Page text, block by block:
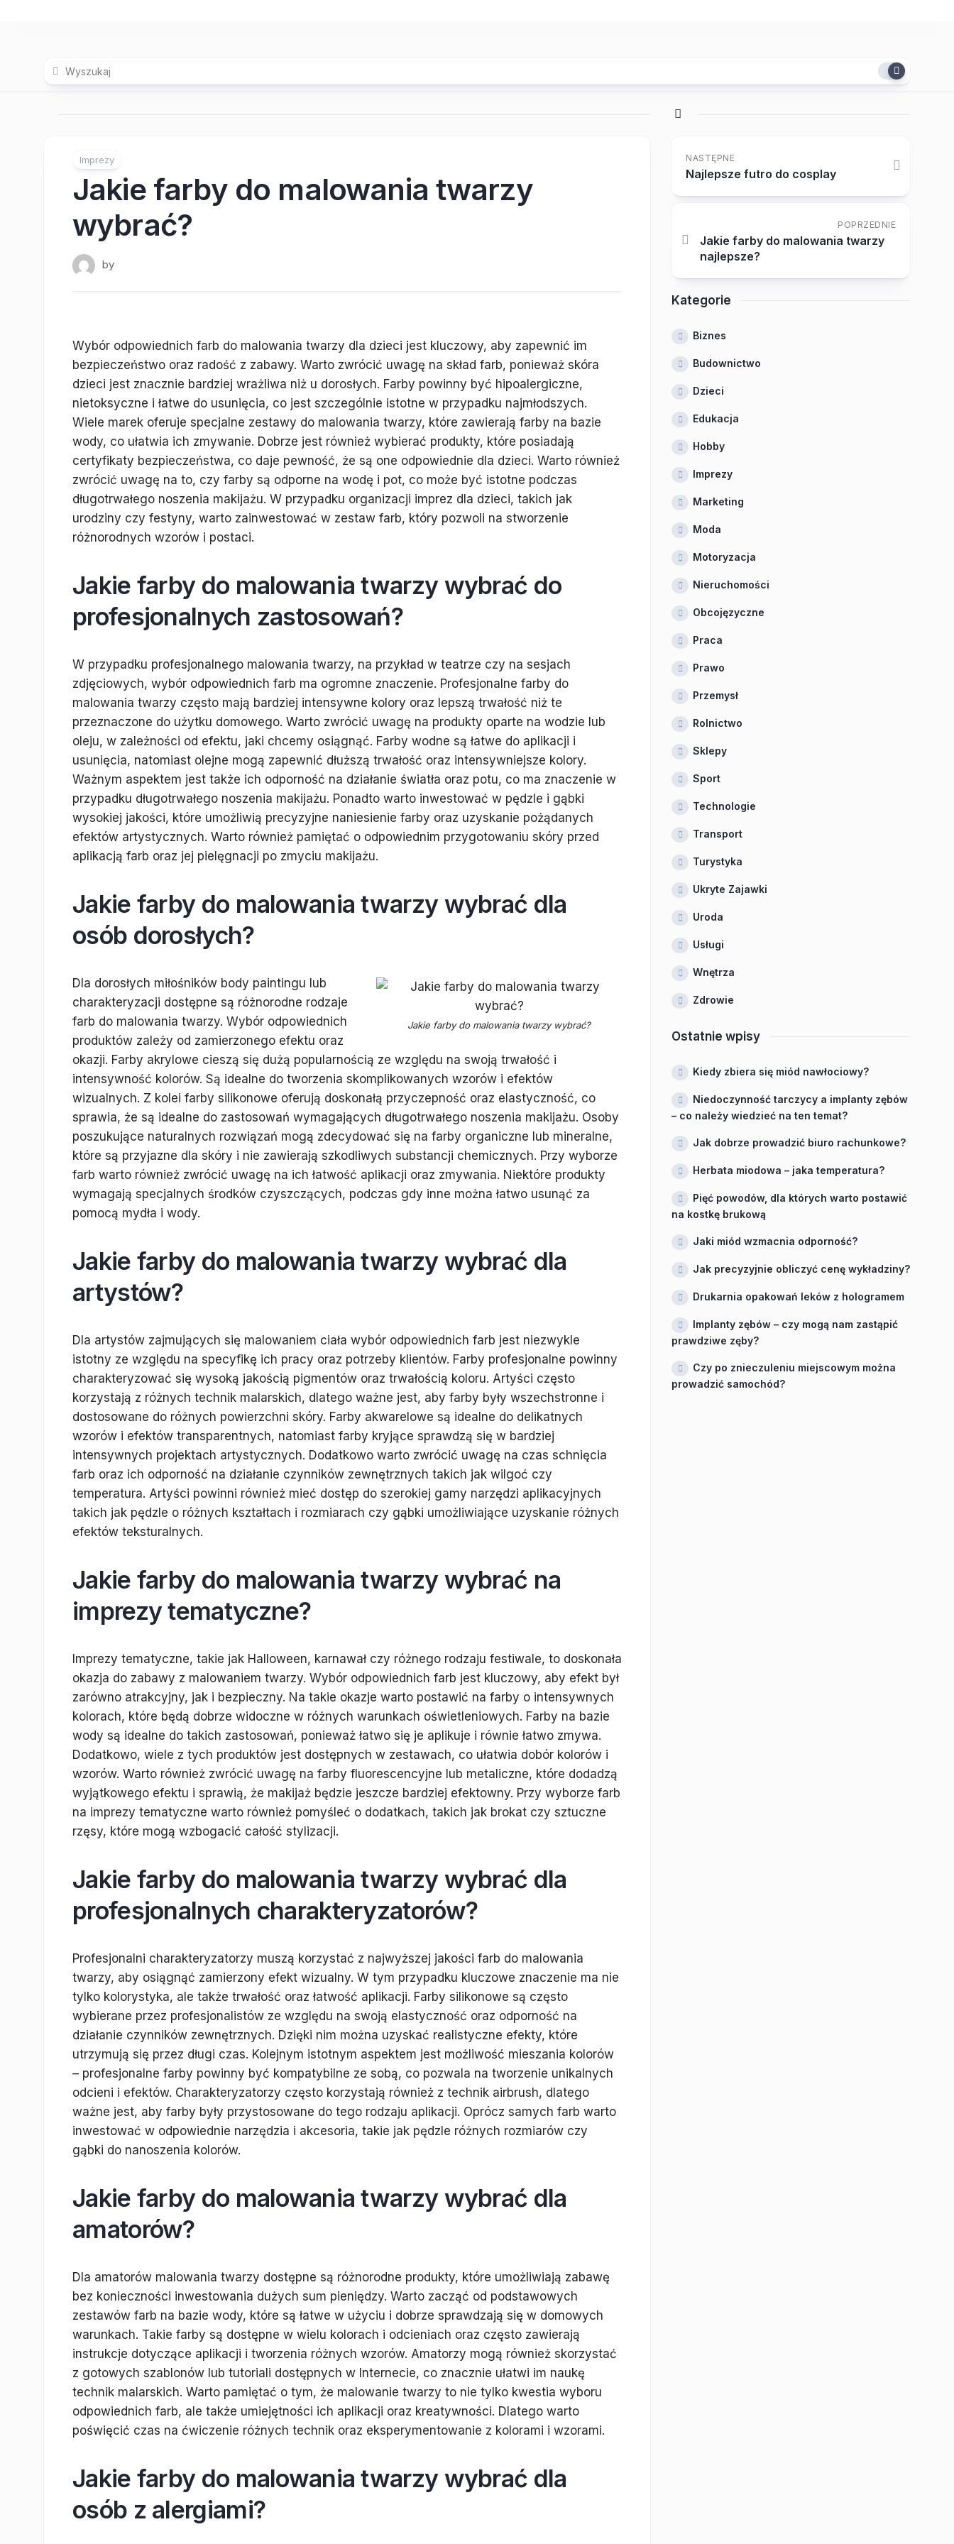
Imprezy
Jakie farby do malowania twarzy
wybrać?
by
Wybór odpowiednich farb do malowania twarzy dla dzieci jest kluczowy, aby zapewnić im
bezpieczeństwo oraz radość z zabawy. Warto zwrócić uwagę na skład farb, ponieważ skóra
dzieci jest znacznie bardziej wrażliwa niż u dorosłych. Farby powinny być hipoalergiczne,
nietoksyczne i łatwe do usunięcia, co jest szczególnie istotne w przypadku najmłodszych.
Wiele marek oferuje specjalne zestawy do malowania twarzy, które zawierają farby na bazie
wody, co ułatwia ich zmywanie. Dobrze jest również wybierać produkty, które posiadają
certyfikaty bezpieczeństwa, co daje pewność, że są one odpowiednie dla dzieci. Warto również
zwrócić uwagę na to, czy farby są odporne na wodę i pot, co może być istotne podczas
długotrwałego noszenia makijażu. W przypadku organizacji imprez dla dzieci, takich jak
urodziny czy festyny, warto zainwestować w zestaw farb, który pozwoli na stworzenie
różnorodnych wzorów i postaci.
Jakie farby do malowania twarzy wybrać do
profesjonalnych zastosowań?
W przypadku profesjonalnego malowania twarzy, na przykład w teatrze czy na sesjach
zdjęciowych, wybór odpowiednich farb ma ogromne znaczenie. Profesjonalne farby do
malowania twarzy często mają bardziej intensywne kolory oraz lepszą trwałość niż te
przeznaczone do użytku domowego. Warto zwrócić uwagę na produkty oparte na wodzie lub
oleju, w zależności od efektu, jaki chcemy osiągnąć. Farby wodne są łatwe do aplikacji i
usunięcia, natomiast olejne mogą zapewnić dłuższą trwałość oraz intensywniejsze kolory.
Ważnym aspektem jest także ich odporność na działanie światła oraz potu, co ma znaczenie w
przypadku długotrwałego noszenia makijażu. Ponadto warto inwestować w pędzle i gąbki
wysokiej jakości, które umożliwią precyzyjne naniesienie farby oraz uzyskanie pożądanych
efektów artystycznych. Warto również pamiętać o odpowiednim przygotowaniu skóry przed
aplikacją farb oraz jej pielęgnacji po zmyciu makijażu.
Jakie farby do malowania twarzy wybrać dla
osób dorosłych?
Jakie farby do malowania twarzy wybrać?
Dla dorosłych miłośników body paintingu lub
charakteryzacji dostępne są różnorodne rodzaje
farb do malowania twarzy. Wybór odpowiednich
produktów zależy od zamierzonego efektu oraz
okazji. Farby akrylowe cieszą się dużą popularnością ze względu na swoją trwałość i
intensywność kolorów. Są idealne do tworzenia skomplikowanych wzorów i efektów
wizualnych. Z kolei farby silikonowe oferują doskonałą przyczepność oraz elastyczność, co
sprawia, że są idealne do zastosowań wymagających długotrwałego noszenia makijażu. Osoby
poszukujące naturalnych rozwiązań mogą zdecydować się na farby organiczne lub mineralne,
które są przyjazne dla skóry i nie zawierają szkodliwych substancji chemicznych. Przy wyborze
farb warto również zwrócić uwagę na ich łatwość aplikacji oraz zmywania. Niektóre produkty
wymagają specjalnych środków czyszczących, podczas gdy inne można łatwo usunąć za
pomocą mydła i wody.
Jakie farby do malowania twarzy wybrać dla
artystów?
Dla artystów zajmujących się malowaniem ciała wybór odpowiednich farb jest niezwykle
istotny ze względu na specyfikę ich pracy oraz potrzeby klientów. Farby profesjonalne powinny
charakteryzować się wysoką jakością pigmentów oraz trwałością koloru. Artyści często
korzystają z różnych technik malarskich, dlatego ważne jest, aby farby były wszechstronne i
dostosowane do różnych powierzchni skóry. Farby akwarelowe są idealne do delikatnych
wzorów i efektów transparentnych, natomiast farby kryjące sprawdzą się w bardziej
intensywnych projektach artystycznych. Dodatkowo warto zwrócić uwagę na czas schnięcia
farb oraz ich odporność na działanie czynników zewnętrznych takich jak wilgoć czy
temperatura. Artyści powinni również mieć dostęp do szerokiej gamy narzędzi aplikacyjnych
takich jak pędzle o różnych kształtach i rozmiarach czy gąbki umożliwiające uzyskanie różnych
efektów teksturalnych.
Jakie farby do malowania twarzy wybrać na
imprezy tematyczne?
Imprezy tematyczne, takie jak Halloween, karnawał czy różnego rodzaju festiwale, to doskonała
okazja do zabawy z malowaniem twarzy. Wybór odpowiednich farb jest kluczowy, aby efekt był
zarówno atrakcyjny, jak i bezpieczny. Na takie okazje warto postawić na farby o intensywnych
kolorach, które będą dobrze widoczne w różnych warunkach oświetleniowych. Farby na bazie
wody są idealne do takich zastosowań, ponieważ łatwo się je aplikuje i równie łatwo zmywa.
Dodatkowo, wiele z tych produktów jest dostępnych w zestawach, co ułatwia dobór kolorów i
wzorów. Warto również zwrócić uwagę na farby fluorescencyjne lub metaliczne, które dodadzą
wyjątkowego efektu i sprawią, że makijaż będzie jeszcze bardziej efektowny. Przy wyborze farb
na imprezy tematyczne warto również pomyśleć o dodatkach, takich jak brokat czy sztuczne
rzęsy, które mogą wzbogacić całość stylizacji.
Jakie farby do malowania twarzy wybrać dla
profesjonalnych charakteryzatorów?
Profesjonalni charakteryzatorzy muszą korzystać z najwyższej jakości farb do malowania
twarzy, aby osiągnąć zamierzony efekt wizualny. W tym przypadku kluczowe znaczenie ma nie
tylko kolorystyka, ale także trwałość oraz łatwość aplikacji. Farby silikonowe są często
wybierane przez profesjonalistów ze względu na swoją elastyczność oraz odporność na
działanie czynników zewnętrznych. Dzięki nim można uzyskać realistyczne efekty, które
utrzymują się przez długi czas. Kolejnym istotnym aspektem jest możliwość mieszania kolorów
– profesjonalne farby powinny być kompatybilne ze sobą, co pozwala na tworzenie unikalnych
odcieni i efektów. Charakteryzatorzy często korzystają również z technik airbrush, dlatego
ważne jest, aby farby były przystosowane do tego rodzaju aplikacji. Oprócz samych farb warto
inwestować w odpowiednie narzędzia i akcesoria, takie jak pędzle różnych rozmiarów czy
gąbki do nanoszenia kolorów.
Jakie farby do malowania twarzy wybrać dla
amatorów?
Dla amatorów malowania twarzy dostępne są różnorodne produkty, które umożliwiają zabawę
bez konieczności inwestowania dużych sum pieniędzy. Warto zacząć od podstawowych
zestawów farb na bazie wody, które są łatwe w użyciu i dobrze sprawdzają się w domowych
warunkach. Takie farby są dostępne w wielu kolorach i odcieniach oraz często zawierają
instrukcje dotyczące aplikacji i tworzenia różnych wzorów. Amatorzy mogą również skorzystać
z gotowych szablonów lub tutoriali dostępnych w Internecie, co znacznie ułatwi im naukę
technik malarskich. Warto pamiętać o tym, że malowanie twarzy to nie tylko kwestia wyboru
odpowiednich farb, ale także umiejętności ich aplikacji oraz kreatywności. Dlatego warto
poświęcić czas na ćwiczenie różnych technik oraz eksperymentowanie z kolorami i wzorami.
Jakie farby do malowania twarzy wybrać dla
osób z alergiami?
NASTĘPNE
Najlepsze futro do cosplay
POPRZEDNIE
Jakie farby do malowania twarzy
najlepsze?
Kategorie
Biznes
Budownictwo
Dzieci
Edukacja
Hobby
Imprezy
Marketing
Moda
Motoryzacja
Nieruchomości
Obcojęzyczne
Praca
Prawo
Przemysł
Rolnictwo
Sklepy
Sport
Technologie
Transport
Turystyka
Ukryte Zajawki
Uroda
Usługi
Wnętrza
Zdrowie
Ostatnie wpisy
Kiedy zbiera się miód nawłociowy?
Niedoczynność tarczycy a implanty zębów
– co należy wiedzieć na ten temat?
Jak dobrze prowadzić biuro rachunkowe?
Herbata miodowa – jaka temperatura?
Pięć powodów, dla których warto postawić
na kostkę brukową
Jaki miód wzmacnia odporność?
Jak precyzyjnie obliczyć cenę wykładziny?
Drukarnia opakowań leków z hologramem
Implanty zębów – czy mogą nam zastąpić
prawdziwe zęby?
Czy po znieczuleniu miejscowym można
prowadzić samochód?